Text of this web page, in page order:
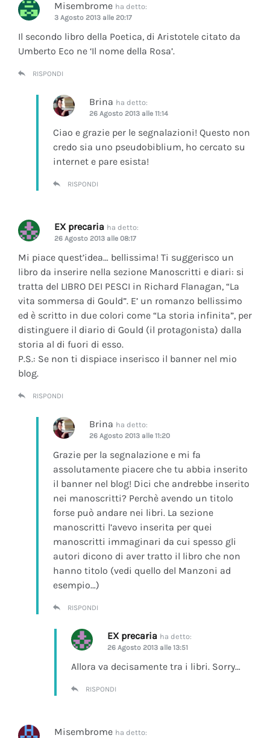
Misembrome ha detto:
3 Agosto 2013 alle 20:17
Il secondo libro della Poetica, di Aristotele citato da
Umberto Eco ne ‘Il nome della Rosa’.
RISPONDI
Brina ha detto:
26 Agosto 2013 alle 11:14
Ciao e grazie per le segnalazioni! Questo non
credo sia uno pseudobiblium, ho cercato su
internet e pare esista!
RISPONDI
EX precaria ha detto:
26 Agosto 2013 alle 08:17
Mi piace quest’idea… bellissima! Ti suggerisco un
libro da inserire nella sezione Manoscritti e diari: si
tratta del LIBRO DEI PESCI in Richard Flanagan, “La
vita sommersa di Gould”. E’ un romanzo bellissimo
ed è scritto in due colori come “La storia infinita”, per
distinguere il diario di Gould (il protagonista) dalla
storia al di fuori di esso.
P.S.: Se non ti dispiace inserisco il banner nel mio
blog.
RISPONDI
Brina ha detto:
26 Agosto 2013 alle 11:20
Grazie per la segnalazione e mi fa
assolutamente piacere che tu abbia inserito
il banner nel blog! Dici che andrebbe inserito
nei manoscritti? Perchè avendo un titolo
forse può andare nei libri. La sezione
manoscritti l’avevo inserita per quei
manoscritti immaginari da cui spesso gli
autori dicono di aver tratto il libro che non
hanno titolo (vedi quello del Manzoni ad
esempio…)
RISPONDI
EX precaria ha detto:
26 Agosto 2013 alle 13:51
Allora va decisamente tra i libri. Sorry…
RISPONDI
Misembrome ha detto: